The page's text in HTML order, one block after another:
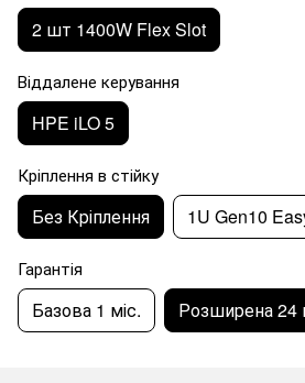
2 шт 1400W Flex Slot
Віддалене керування
HPE iLO 5
Кріплення в стійку
Без Кріплення 1U Gen10
Гарантія
Базова 1 міс. Розширена 24